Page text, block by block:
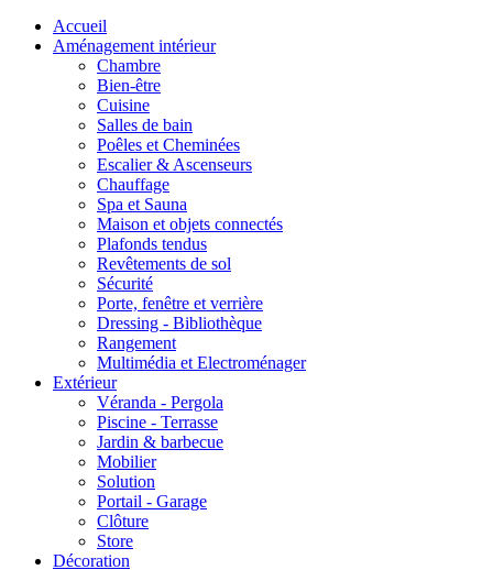
Accueil
Aménagement intérieur
Chambre
Bien-être
Cuisine
Salles de bain
Poêles et Cheminées
Escalier & Ascenseurs
Chauffage
Spa et Sauna
Maison et objets connectés
Plafonds tendus
Revêtements de sol
Sécurité
Porte, fenêtre et verrière
Dressing - Bibliothèque
Rangement
Multimédia et Electroménager
Extérieur
Véranda - Pergola
Piscine - Terrasse
Jardin & barbecue
Mobilier
Solution
Portail - Garage
Clôture
Store
Décoration